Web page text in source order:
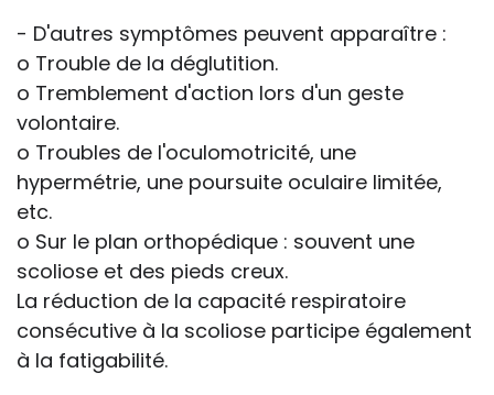
- D'autres symptômes peuvent apparaître :
o Trouble de la déglutition.
o Tremblement d'action lors d'un geste
volontaire.
o Troubles de l'oculomotricité, une
hypermétrie, une poursuite oculaire limitée,
etc.
o Sur le plan orthopédique : souvent une
scoliose et des pieds creux.
La réduction de la capacité respiratoire
consécutive à la scoliose participe également
à la fatigabilité.